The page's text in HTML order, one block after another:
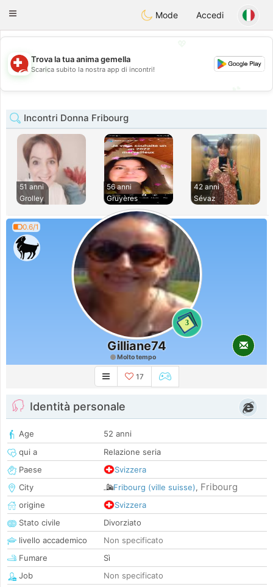
Suissi
Toggle
Mode Accedi
💖
💕
Trova la tua anima gemella
Scarica subito la nostra app di incontri!
Incontri Donna Fribourg
51 anni
Grolley
56 anni
Gruyères
42 anni
Sévaz
0.6/1
3
Gilliane74
Molto tempo
17
Identità personale
Age
52 anni
qui a
Relazione seria
Paese
Svizzera
City
Fribourg (ville suisse), Fribourg
origine
Svizzera
Stato civile
Divorziato
livello accademico
Non specificato
Fumare
Sì
Job
Non specificato